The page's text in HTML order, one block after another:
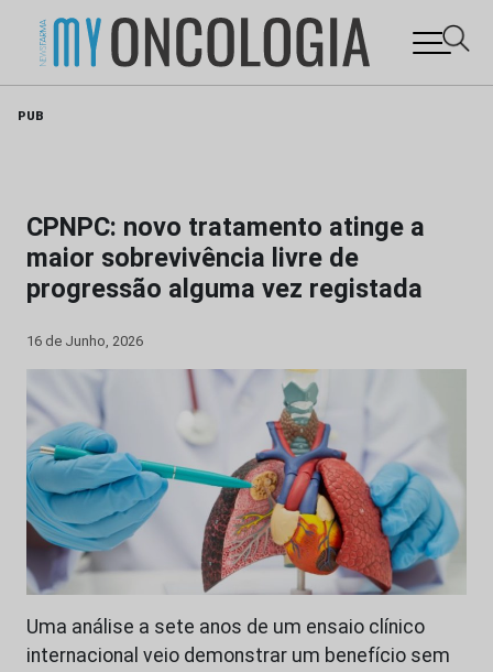
PUB
CPNPC: novo tratamento atinge a
maior sobrevivência livre de
progressão alguma vez registada
16 de Junho, 2026
Uma análise a sete anos de um ensaio clínico
internacional veio demonstrar um benefício sem